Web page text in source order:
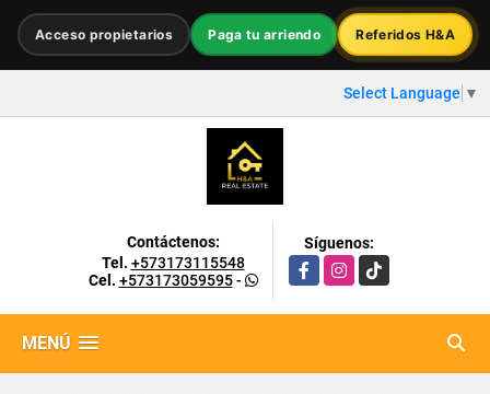
Acceso propietarios Paga tu arriendo Referidos H&A
Select Language ▼
Contáctenos:
Tel. +573173115548
Cel. +573173059595-
Síguenos:
FacebookInstagram
TikTok
MENÚ